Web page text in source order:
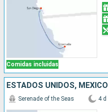
Comidas incluidas
ESTADOS UNIDOS, MÉXICO
Serenade of the Seas 4 d